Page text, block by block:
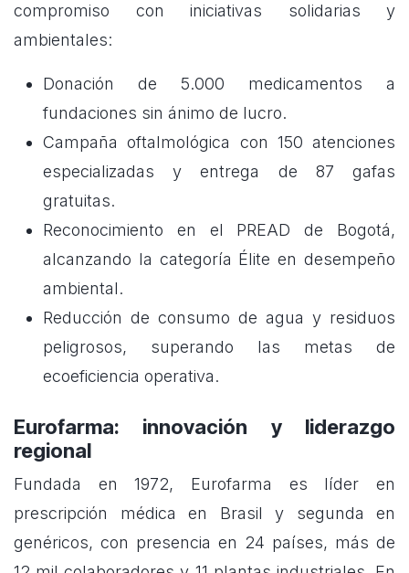
compromiso con iniciativas solidarias y
ambientales:
Donación de 5.000 medicamentos a
fundaciones sin ánimo de lucro.
Campaña oftalmológica con 150 atenciones
especializadas y entrega de 87 gafas
gratuitas.
Reconocimiento en el PREAD de Bogotá,
alcanzando la categoría Élite en desempeño
ambiental.
Reducción de consumo de agua y residuos
peligrosos, superando las metas de
ecoeficiencia operativa.
Eurofarma: innovación y liderazgo
regional
Fundada en 1972, Eurofarma es líder en
prescripción médica en Brasil y segunda en
genéricos, con presencia en 24 países, más de